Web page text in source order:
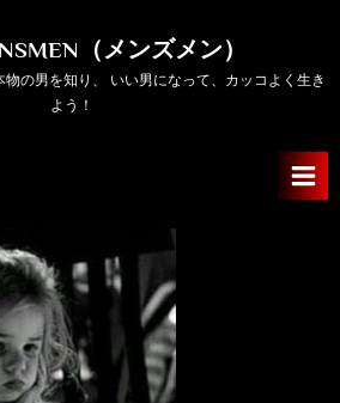
（メンズメン）
の男を知り、 いい男になって、カッコよく生き
よう！